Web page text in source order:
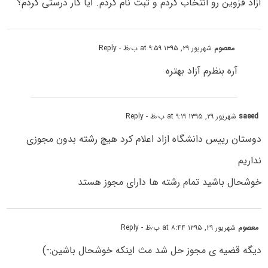
معصوم شهریور ۲۹, ۱۳۹۵ at ۹:۵۹ ب٫ظ - Reply
آره بنظرم آزاد بهتره
saeed شهریور ۲۹, ۱۳۹۵ at ۹:۱۹ ب٫ظ - Reply
دوستان رییس دانشگاه ازاد اعلام کرد هیچ رشته بدون مجوزی
نداریم
خوشحال باشید تمام رشته ها دارای مجوز هستد
معصوم شهریور ۲۹, ۱۳۹۵ at ۸:۴۴ ب٫ظ - Reply
دیگه قضیه ی مجوز حل شد مث اینکه خوشحال باشین:-)